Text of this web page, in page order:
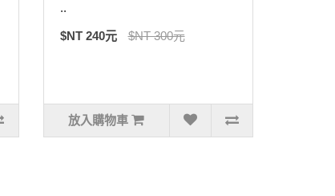
..
$NT 240元 $NT 300元
放入購物車